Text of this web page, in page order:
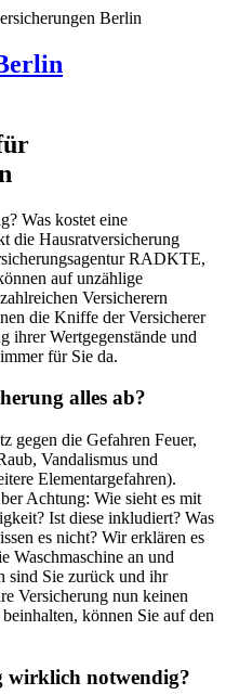
Was kostet eine
die Hausratversicherung
RADKTE,
auf unzählige
Versicherern
die Kniffe der Versicherer
ihrer Wertgegenstände und
für Sie da.
alles ab?
gegen die Gefahren Feuer,
Vandalismus und
Elementargefahren).
Achtung: Wie sieht es mit
Ist diese inkludiert? Was
es nicht? Wir erklären es
Waschmaschine an und
sind Sie zurück und ihr
Versicherung nun keinen
können Sie auf den
wirklich notwendig?